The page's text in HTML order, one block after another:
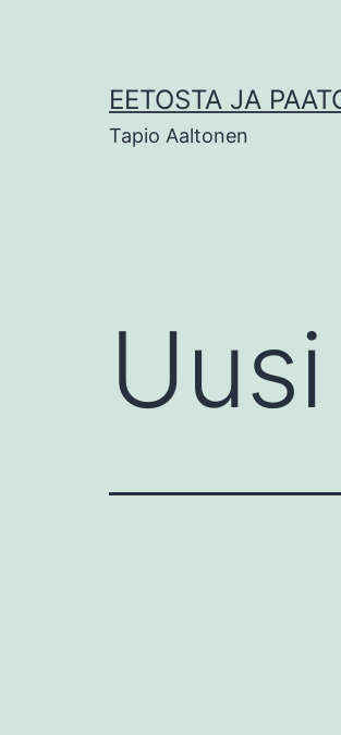
EETOSTA JA
Tapio Aaltonen